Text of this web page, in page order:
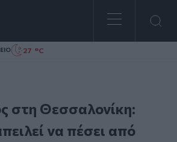
27 °C
στη Θεσσαλονίκη:
να πέσει από